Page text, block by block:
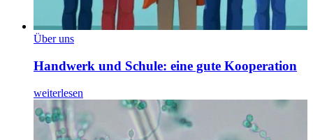
Über uns
Handwerk und Schule: eine gute Kooperation
weiterlesen